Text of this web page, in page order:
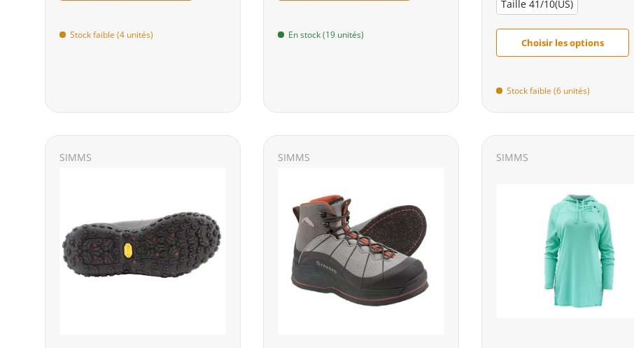
Stock faible (4 unités) En stock (19 unités)
Taille 41/10(US)
Choisir les options
Stock faible (6 unités)
SIMMS SIMMS SIMMS